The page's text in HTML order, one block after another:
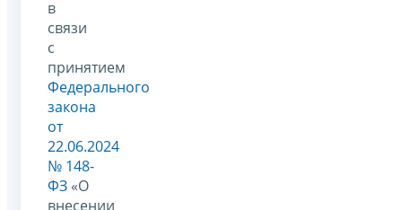
в
связи
с
принятием
Федерального
закона
от
22.06.2024
№ 148-
ФЗ «О
внесении